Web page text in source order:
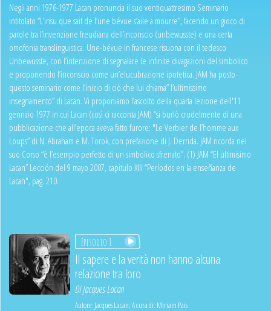
Negli anni 1976-1977 Lacan pronuncia il suo ventiquattresimo Seminario
intitolato “L’insu que sait de l’une bévue s’aile a mourre”, facendo un gioco di
parole tra l’invenzione freudiana dell’inconscio (unbewusste) e una certa
omofonia translinguistica. Une-bévue in francese risuona con il tedesco
Unbewusste, con l’intenzione di segnalare le infinite divagazioni del simbolico
e proponendo l’inconscio come un’elucubrazione ipotetica. JAM ha posto
questo seminario come l’inizio di ciò che lui chiama” l’ultimissimo
insegnamento” di Lacan. Vi proponiamo l’ascolto della quarta lezione dell'11
gennaio 1977 in cui Lacan (così ci racconta JAM) “si burlò crudelmente di una
pubblicazione che all’epoca aveva fatto furore: "Le Verbier de l’homme aux
Loups” di N. Abraham e M. Torok, con prefazione di J. Derrida. JAM ricorda nel
suo Corso “è l’esempio perfetto di un simbolico sfrenato”. (1) JAM “El ultimisimo
Lacan” Lección del 9 mayo 2007, capitulo XIII “Períodos en la enseñanza de
Lacan", pag. 210.
Episodio 1
Il sapere e la verità non hanno alcuna
relazione tra loro
DiJacques Lacan
Autore: Jacques Lacan;A cura di: Miriam Pais